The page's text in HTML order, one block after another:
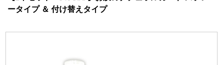
ータイプ ＆ 付け替えタイプ